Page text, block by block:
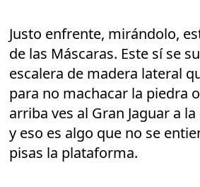
Justo enfrente, mirándolo,
de las Máscaras. Este sí se
escalera de madera lateral
para no machacar la piedra
arriba ves al Gran Jaguar a
y eso es algo que no se
pisas la plataforma.